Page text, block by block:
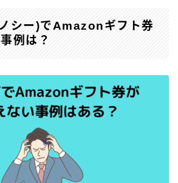
シー)でAmazonギフト券
例は？